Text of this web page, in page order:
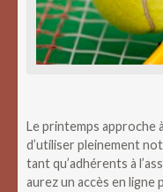
Le printemps approche
d’utiliser pleinement
tant qu’adhérents à
aurez un accès en ligne